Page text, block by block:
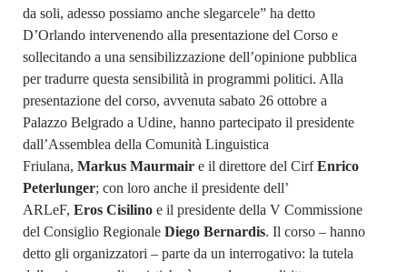
da soli, adesso possiamo anche slegarcele” ha detto
D’Orlando intervenendo alla presentazione del Corso e
sollecitando a una sensibilizzazione dell’opinione pubblica
per tradurre questa sensibilità in programmi politici. Alla
presentazione del corso, avvenuta sabato 26 ottobre a
Palazzo Belgrado a Udine, hanno partecipato il presidente
dall’Assemblea della Comunità Linguistica
Friulana, Markus Maurmaire il direttore del CirfEnrico
Peterlunger; con loro anche il presidente dell’
ARLeF, Eros Cisilinoe il presidente della V Commissione
del Consiglio Regionale Diego Bernardis. Il corso – hanno
detto gli organizzatori – parte da un interrogativo: la tutela